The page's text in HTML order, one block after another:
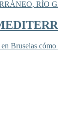
Bruselas cómo